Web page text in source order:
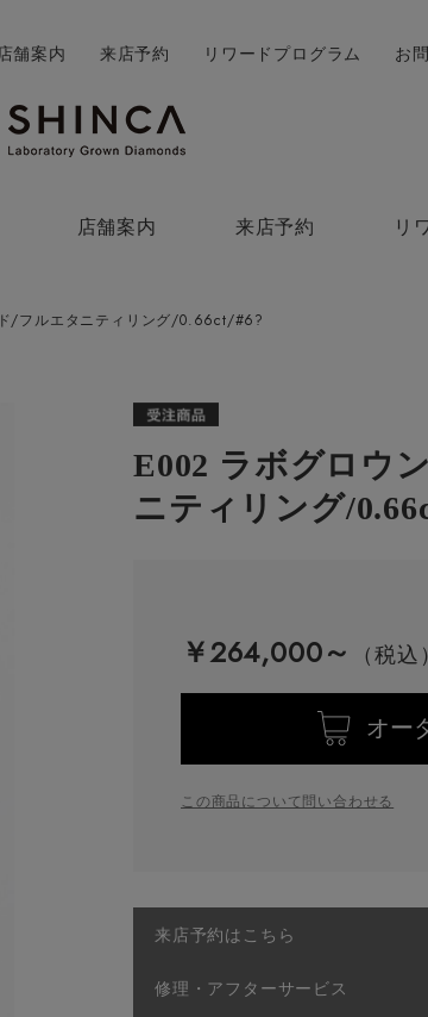
店舗案内 来店予約 リ
店舗案内 来店予約 リワードプログラム お
/フルエタニティリング/0.66ct/#6?
E002 ラボグロウ
ニティリング/
￥264,000～
オー
この商品について問い合わせる
来店予約はこちら
修理・アフターサービス